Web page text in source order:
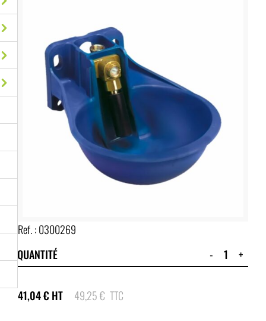
Ref. :0300269
QUANTITÉ
- +
41,04€ HT 49,25€ TTC